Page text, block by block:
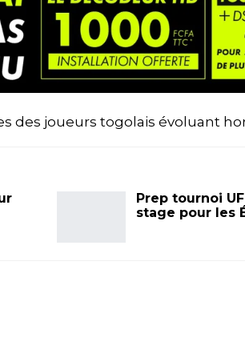
des joueurs togolais évoluant
Prep tournoi
stage pour les